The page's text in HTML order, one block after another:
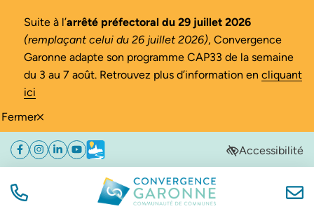
Fermer
Suite à l’arrêté préfectoral du 29 juillet 2026
(remplaçant celui du 26 juillet 2026), Convergence
Garonne adapte son programme CAP33 de la semaine
du 3 au 7 août. Retrouvez plus d’information en cliquant
ici
Aller
navigation
Aller
au
Aller
au
de
Facebook
(ouverture dans un nouvel onglet)
Instagram
(ouverture dans un nouvel onglet)
Linkedin
(ouverture dans un nouvel onglet)
YouTube
(ouverture dans un nouvel onglet)
Météo
(ouverture dans un nouvel onglet)Accessibilité
TÉL. Convergence Garonne